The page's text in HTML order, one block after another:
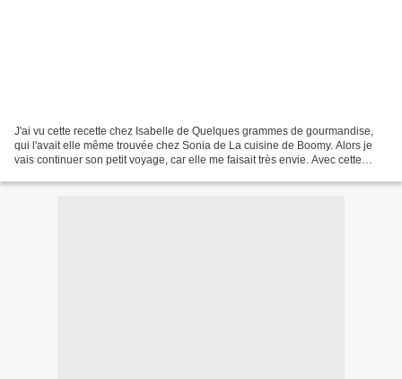
J'ai vu cette recette chez Isabelle de Quelques grammes de gourmandise,
qui l'avait elle même trouvée chez Sonia de La cuisine de Boomy. Alors je
vais continuer son petit voyage, car elle me faisait très envie. Avec cette